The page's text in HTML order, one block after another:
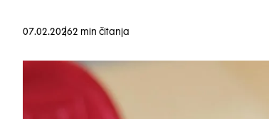
07.02.20262 min čitanja